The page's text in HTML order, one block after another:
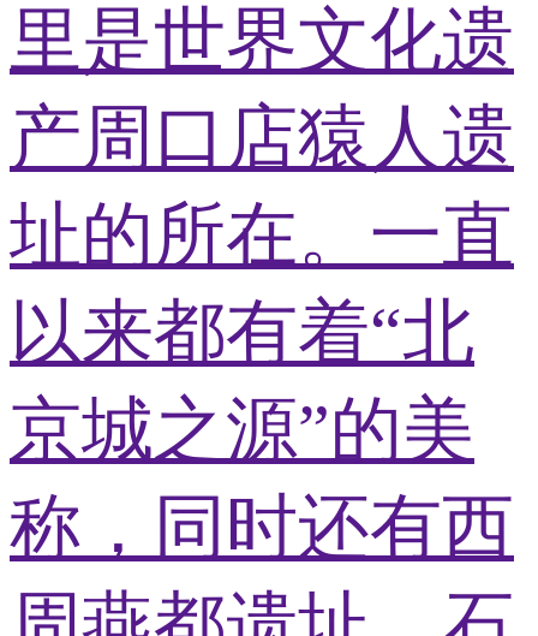
里是世界文化遗
产周口店猿人遗
址的所在。一直
以来都有着“北
京城之源”的美
称，同时还有西